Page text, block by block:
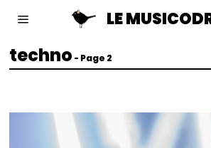
LE
techno - Page 2